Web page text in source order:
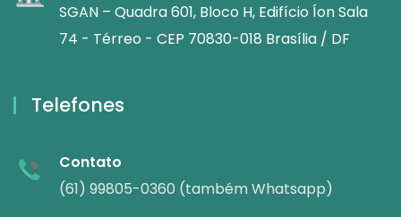
SGAN – Quadra 601, Bloco H, Edifício Íon Sala
74 - Térreo - CEP 70830-018 Brasília / DF
Telefones
Contato
(61) 99805-0360 (também Whatsapp)